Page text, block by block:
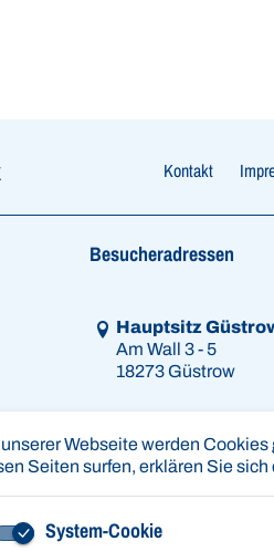
Webseite werden
Seiten surfen, erklären Sie
System-Cookie
Kontakt
Besucheradressen
Link zur Google-Maps
Hauptsitz
Am Wall 3 - 5
18273 Güstrow